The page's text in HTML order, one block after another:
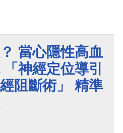
當心隱性高血
神經定位導引
阻斷術」 精準